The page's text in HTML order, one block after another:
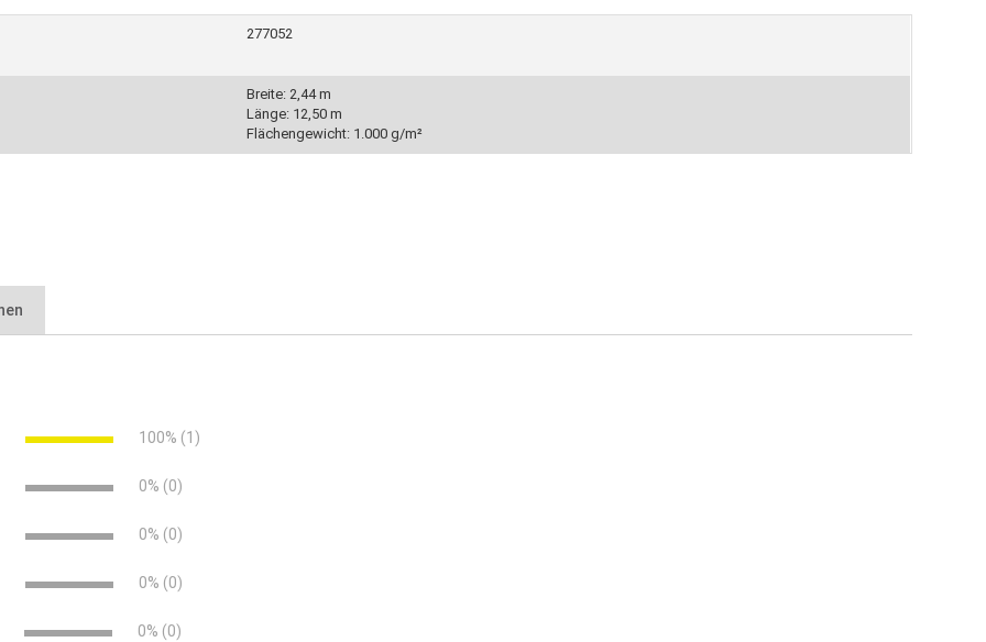
277052
Breite: 2,44 m
Länge: 12,50 m
Flächengewicht: 1.000 g/m²
Wasserabfluss
merkblatt.pdf (656.60 KB)
100% (1)
0% (0)
0% (0)
0% (0)
0% (0)